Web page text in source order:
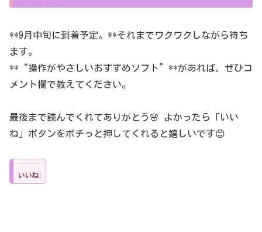
**9月中旬に到着予定。**それまでワクワクしながら待ち
ます。
**“操作がやさしいおすすめソフト”**があれば、ぜひコ
メント欄で教えてください。
最後まで読んでくれてありがとう🌸 よかったら「いい
ね」ボタンをポチっと押してくれると嬉しいです😊
いいね: